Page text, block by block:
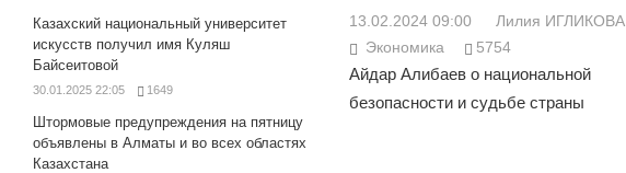
13.02.2024 09:00
Лилия ИГЛИКОВА
Экономика
5754
Айдар Алибаев о национальной
безопасности и судьбе страны
Казахский национальный университет
искусств получил имя Куляш
Байсеитовой
30.01.2025 22:05 1649
Штормовые предупреждения на пятницу
объявлены в Алматы и во всех областях
Казахстана